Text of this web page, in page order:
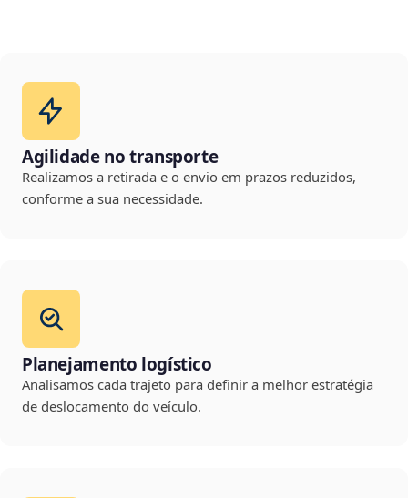
Agilidade no transporte
Realizamos a retirada e o envio em prazos reduzidos,
conforme a sua necessidade.
Planejamento logístico
Analisamos cada trajeto para definir a melhor estratégia
de deslocamento do veículo.